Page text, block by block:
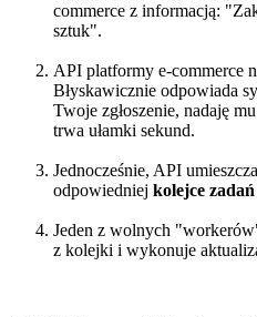
commerce z informacją:
sztuk".
API platformy e-commerce
Błyskawicznie odpowiada
Twoje zgłoszenie, nadaję
trwa ułamki sekund.
Jednocześnie, API
odpowiedniej kolejce zadań
Jeden z wolnych
z kolejki i wykonuje